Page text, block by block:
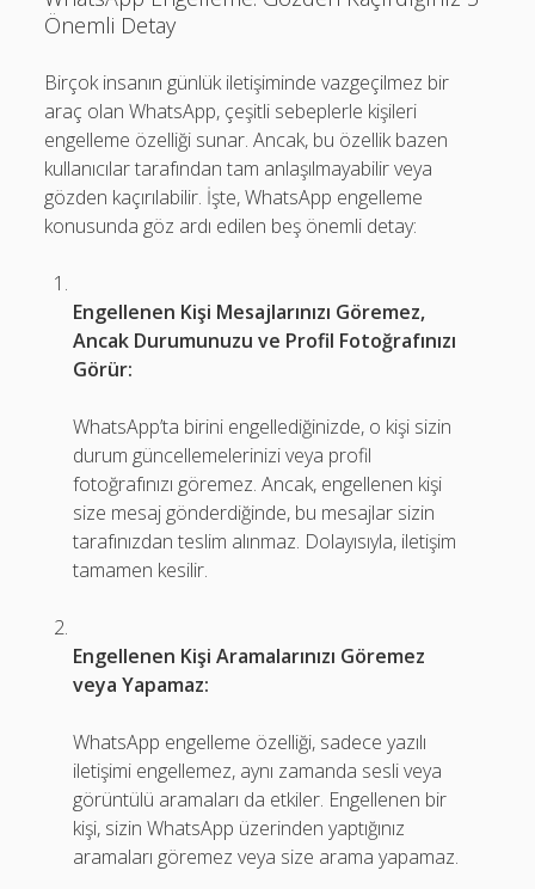
Önemli Detay
Birçok insanın günlük iletişiminde vazgeçilmez bir
araç olan WhatsApp, çeşitli sebeplerle kişileri
engelleme özelliği sunar. Ancak, bu özellik bazen
kullanıcılar tarafından tam anlaşılmayabilir veya
gözden kaçırılabilir. İşte, WhatsApp engelleme
konusunda göz ardı edilen beş önemli detay:
Engellenen Kişi Mesajlarınızı Göremez,
Ancak Durumunuzu ve Profil Fotoğrafınızı
Görür:
WhatsApp’ta birini engellediğinizde, o kişi sizin
durum güncellemelerinizi veya profil
fotoğrafınızı göremez. Ancak, engellenen kişi
size mesaj gönderdiğinde, bu mesajlar sizin
tarafınızdan teslim alınmaz. Dolayısıyla, iletişim
tamamen kesilir.
Engellenen Kişi Aramalarınızı Göremez
veya Yapamaz:
WhatsApp engelleme özelliği, sadece yazılı
iletişimi engellemez, aynı zamanda sesli veya
görüntülü aramaları da etkiler. Engellenen bir
kişi, sizin WhatsApp üzerinden yaptığınız
aramaları göremez veya size arama yapamaz.